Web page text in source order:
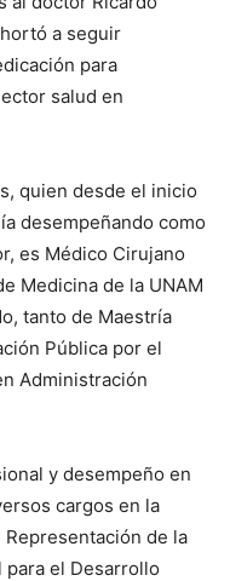
a seguir
para
salud en
quien desde el inicio
desempeñando como
es Médico Cirujano
Medicina de la UNAM
tanto de Maestría
Pública por el
Administración
y desempeño en
cargos en la
Representación de la
para el Desarrollo